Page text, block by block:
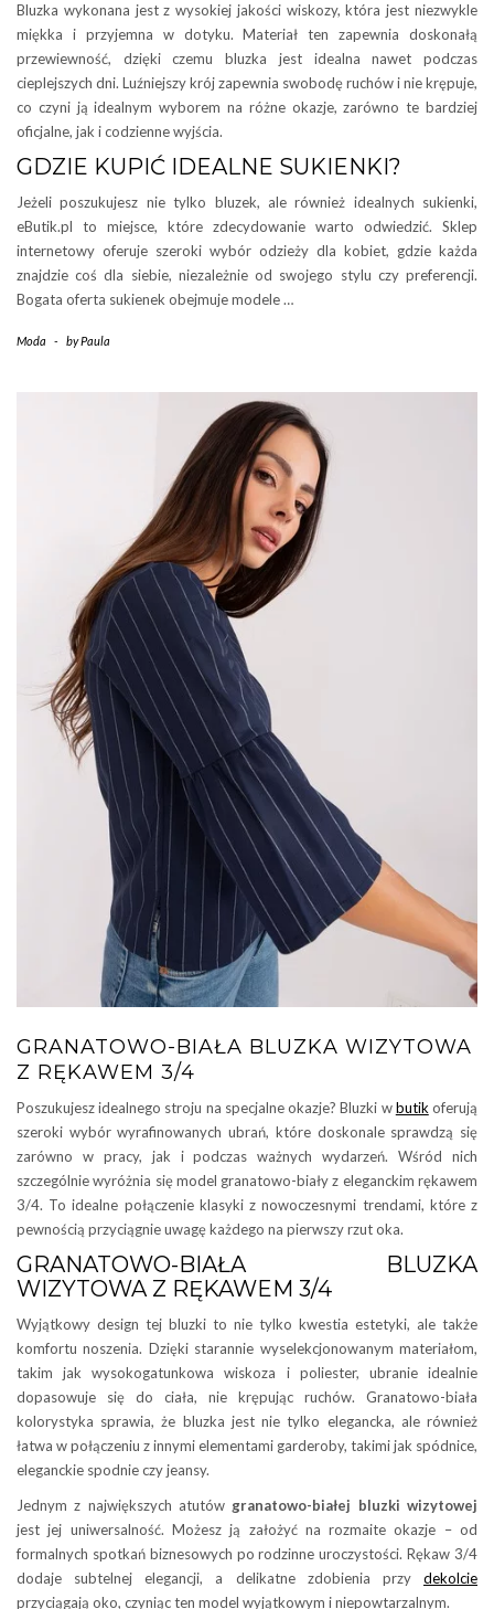
Bluzka wykonana jest z wysokiej jakości wiskozy, która jest niezwykle
miękka i przyjemna w dotyku. Materiał ten zapewnia doskonałą
przewiewność, dzięki czemu bluzka jest idealna nawet podczas
cieplejszych dni. Luźniejszy krój zapewnia swobodę ruchów i nie krępuje,
co czyni ją idealnym wyborem na różne okazje, zarówno te bardziej
oficjalne, jak i codzienne wyjścia.
GDZIE KUPIĆ IDEALNE SUKIENKI?
Jeżeli poszukujesz nie tylko bluzek, ale również idealnych sukienki,
eButik.pl to miejsce, które zdecydowanie warto odwiedzić. Sklep
internetowy oferuje szeroki wybór odzieży dla kobiet, gdzie każda
znajdzie coś dla siebie, niezależnie od swojego stylu czy preferencji.
Bogata oferta sukienek obejmuje modele …
Moda - byPaula
GRANATOWO-BIAŁA BLUZKA WIZYTOWA
Z RĘKAWEM 3/4
Poszukujesz idealnego stroju na specjalne okazje? Bluzki wbutikoferują
szeroki wybór wyrafinowanych ubrań, które doskonale sprawdzą się
zarówno w pracy, jak i podczas ważnych wydarzeń. Wśród nich
szczególnie wyróżnia się model granatowo-biały z eleganckim rękawem
3/4. To idealne połączenie klasyki z nowoczesnymi trendami, które z
pewnością przyciągnie uwagę każdego na pierwszy rzut oka.
GRANATOWO-BIAŁA BLUZKA
WIZYTOWA Z RĘKAWEM 3/4
Wyjątkowy design tej bluzki to nie tylko kwestia estetyki, ale także
komfortu noszenia. Dzięki starannie wyselekcjonowanym materiałom,
takim jak wysokogatunkowa wiskoza i poliester, ubranie idealnie
dopasowuje się do ciała, nie krępując ruchów. Granatowo-biała
kolorystyka sprawia, że bluzka jest nie tylko elegancka, ale również
łatwa w połączeniu z innymi elementami garderoby, takimi jak spódnice,
eleganckie spodnie czy jeansy.
Jednym z największych atutówgranatowo-białej bluzki wizytowej
jest jej uniwersalność. Możesz ją założyć na rozmaite okazje – od
formalnych spotkań biznesowych po rodzinne uroczystości. Rękaw 3/4
dodaje subtelnej elegancji, a delikatne zdobienia przy dekolcie
przyciągają oko, czyniąc ten model wyjątkowym i niepowtarzalnym.